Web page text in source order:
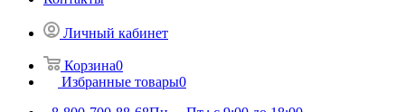
Личный кабинет
Корзина0
Избранные товары0